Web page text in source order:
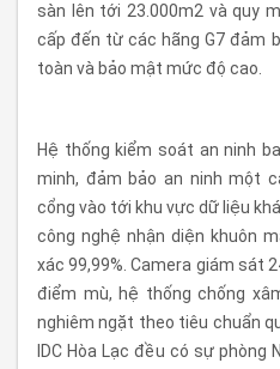
sàn lên tới 23.000m2 và quy
cấp đến từ các hãng G7 đảm
toàn và bảo mật mức độ cao.
Hệ thống kiểm soát an ninh
minh, đảm bảo an ninh một
cổng vào tới khu vực dữ liệu
công nghệ nhận diện khuôn
xác 99,99%. Camera giám sát
điểm mù, hệ thống chống
nghiêm ngặt theo tiêu chuẩn
IDC Hòa Lạc đều có sự